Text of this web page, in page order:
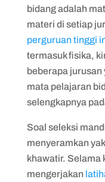
bidang adalah
materi di setiap
perguruan tinggi
termasuk fisika,
beberapa
mata pelajaran
selengkapnya
Soal seleksi
menyeramkan
khawatir. Selama
mengerjakan